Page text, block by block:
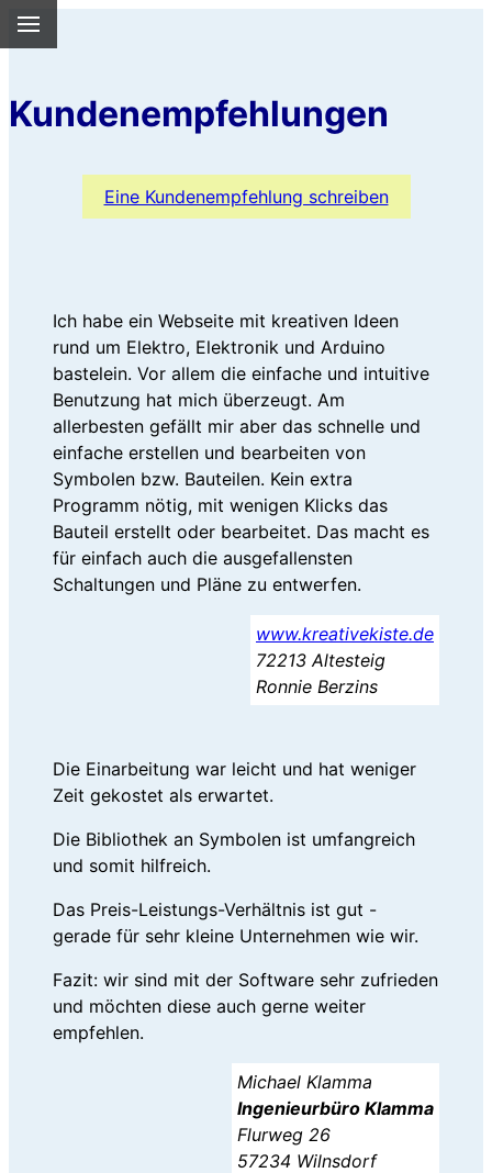
Kundenempfehlungen
Eine Kundenempfehlung schreiben
Ich habe ein Webseite mit kreativen Ideen
rund um Elektro, Elektronik und Arduino
bastelein. Vor allem die einfache und intuitive
Benutzung hat mich überzeugt. Am
allerbesten gefällt mir aber das schnelle und
einfache erstellen und bearbeiten von
Symbolen bzw. Bauteilen. Kein extra
Programm nötig, mit wenigen Klicks das
Bauteil erstellt oder bearbeitet. Das macht es
für einfach auch die ausgefallensten
Schaltungen und Pläne zu entwerfen.
www.kreativekiste.de
72213 Altesteig
Ronnie Berzins
Die Einarbeitung war leicht und hat weniger
Zeit gekostet als erwartet.
Die Bibliothek an Symbolen ist umfangreich
und somit hilfreich.
Das Preis-Leistungs-Verhältnis ist gut -
gerade für sehr kleine Unternehmen wie wir.
Fazit: wir sind mit der Software sehr zufrieden
und möchten diese auch gerne weiter
empfehlen.
Michael Klamma
Ingenieurbüro Klamma
Flurweg 26
57234 Wilnsdorf